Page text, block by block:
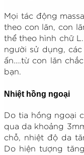
Mọi tác động
theo con lăn, con
thể theo hình chữ
người sử dụng,
ấn….từ con lăn
bạn.
Nhiệt hồng ngoại
Do tia hồng ngoại
qua da khoảng
chỗ, nhiệt độ da
Do hiện tượng